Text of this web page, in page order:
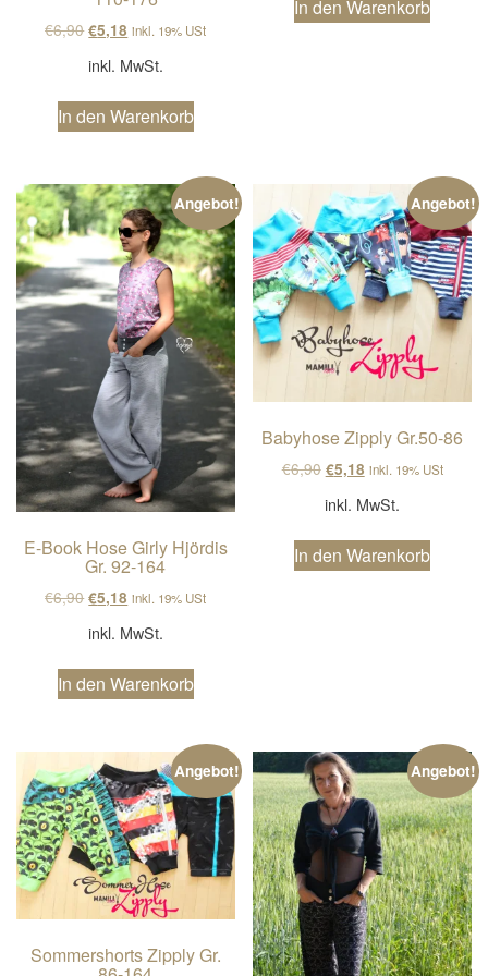
€6,90Ursprünglicher Preis war: €6,90
€5,18 Aktueller Preis ist: €5,18.
inkl. 19% USt
inkl. MwSt.
In den Warenkorb
In den Warenkorb
Angebot!
E-Book Hose Girly Hjördis
Gr. 92-164
€6,90Ursprünglicher Preis war: €6,90
€5,18 Aktueller Preis ist: €5,18.
inkl. 19% USt
inkl. MwSt.
In den Warenkorb
Angebot!
Babyhose Zipply Gr.50-86
€6,90 Ursprünglicher Preis
€5,18Aktueller Preis
inkl. 19% USt
inkl. MwSt.
In den Warenkorb
Angebot!
Sommershorts Zipply Gr.
Angebot!